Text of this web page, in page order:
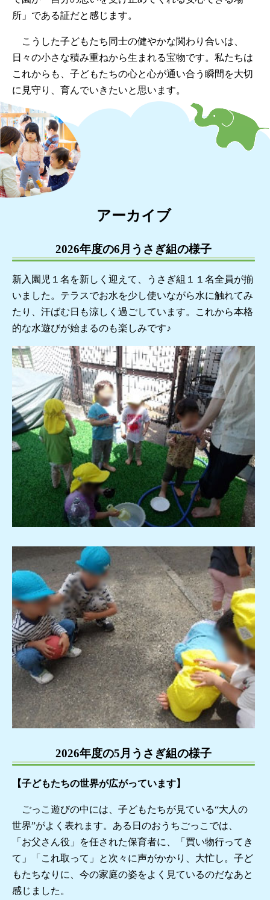
所」である証だと感じます。
こうした子どもたち同士の健やかな関わり合いは、
日々の小さな積み重ねから生まれる宝物です。私たちは
これからも、子どもたちの心と心が通い合う瞬間を大切
に見守り、育んでいきたいと思います。
アーカイブ
2026年度の6月うさぎ組の様子
新入園児１名を新しく迎えて、うさぎ組１１名全員が揃
いました。テラスでお水を少し使いながら水に触れてみ
たり、汗ばむ日も涼しく過ごしています。これから本格
的な水遊びが始まるのも楽しみです♪
2026年度の5月うさぎ組の様子
【子どもたちの世界が広がっています】
ごっこ遊びの中には、子どもたちが見ている“大人の
世界”がよく表れます。ある日のおうちごっこでは、
「お父さん役」を任された保育者に、「買い物行ってき
て」「これ取って」と次々に声がかかり、大忙し。子ど
もたちなりに、今の家庭の姿をよく見ているのだなあと
感じました。